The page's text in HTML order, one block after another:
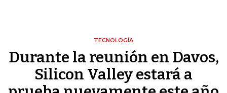
TECNOLOGÍA
Durante la reunión en Davos,
Silicon Valley estará a